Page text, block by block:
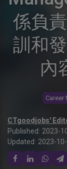
係負
訓和
內
Career
CTgoodjobs'
Published: 2023-
Updated: 2023-